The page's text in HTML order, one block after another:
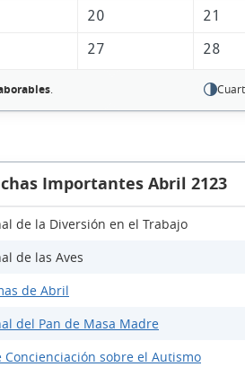
20 21
27 28
.
Importantes Abril 2123
de la Diversión en el Trabajo
de las Aves
de Abril
del Pan de Masa Madre
sobre el Autismo